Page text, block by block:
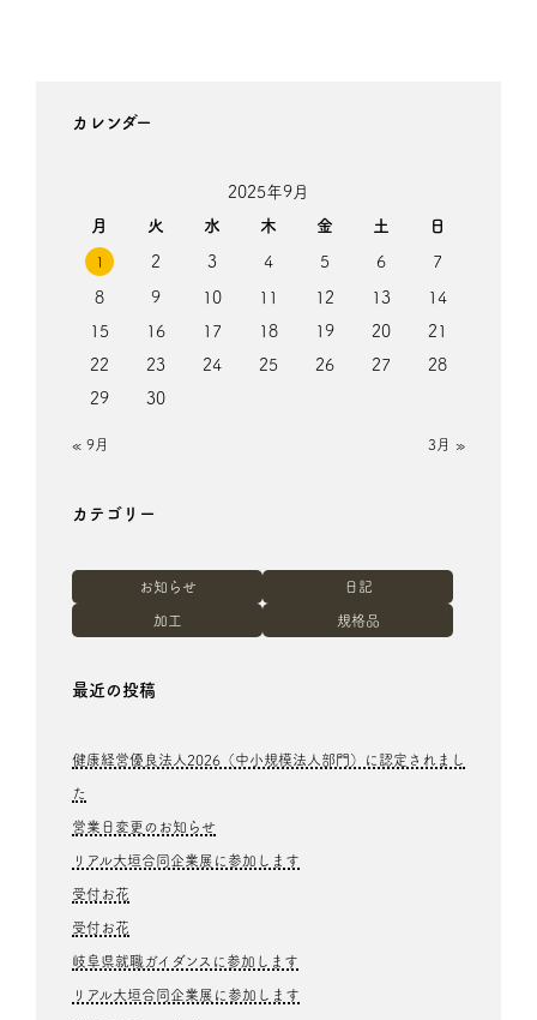
カレンダー
2025年9月
月
火 水 木 金 土 日
1 2 3 4 5 6 7
8 9 10 11 12 13
14
15
16 17 18 19 20
21
22
23 24 25 26 27
28
29
30
« 9月 3月 »
カテゴリー
お知らせ 日記
加工 規格品
最近の投稿
健康経営優良法人2026（中小規模法人部門）に認定されまし
た
営業日変更のお知らせ
リアル大垣合同企業展に参加します
受付お花
受付お花
岐阜県就職ガイダンスに参加します
リアル大垣合同企業展に参加します